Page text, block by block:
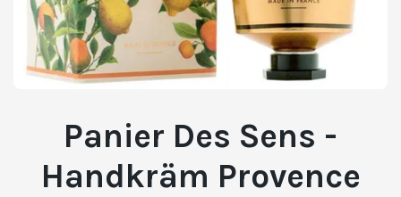
Panier Des Sens -
Handkräm Provence